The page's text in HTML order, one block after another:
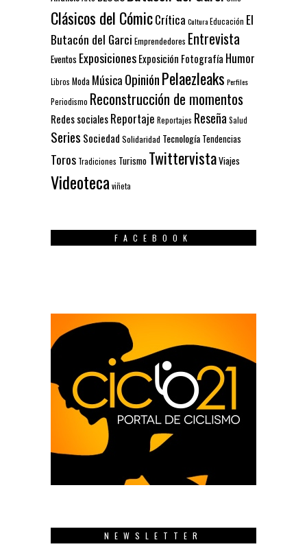
Clásicos del CómicCrítica CulturaEducación El
Butacón del Garci Emprendedores Entrevista
Eventos ExposicionesExposición Fotografía Humor
Libros Moda Música OpiniónPelaezleaks Perfiles
Periodismo Reconstrucción de momentos
Redes socialesReportaje Reportajes Reseña Salud
Series Sociedad Solidaridad Tecnología Tendencias
Toros Tradiciones Turismo TwittervistaViajes
Videoteca viñeta
FACEBOOK
NEWSLETTER